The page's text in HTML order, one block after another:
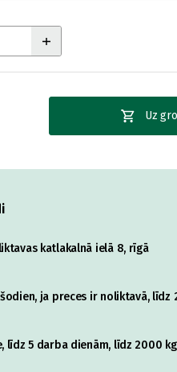
Uz
katlakalnā ielā 8, rīgā
ja preces ir noliktavā, līdz
līdz 5 darba dienām, līdz 2000 kg